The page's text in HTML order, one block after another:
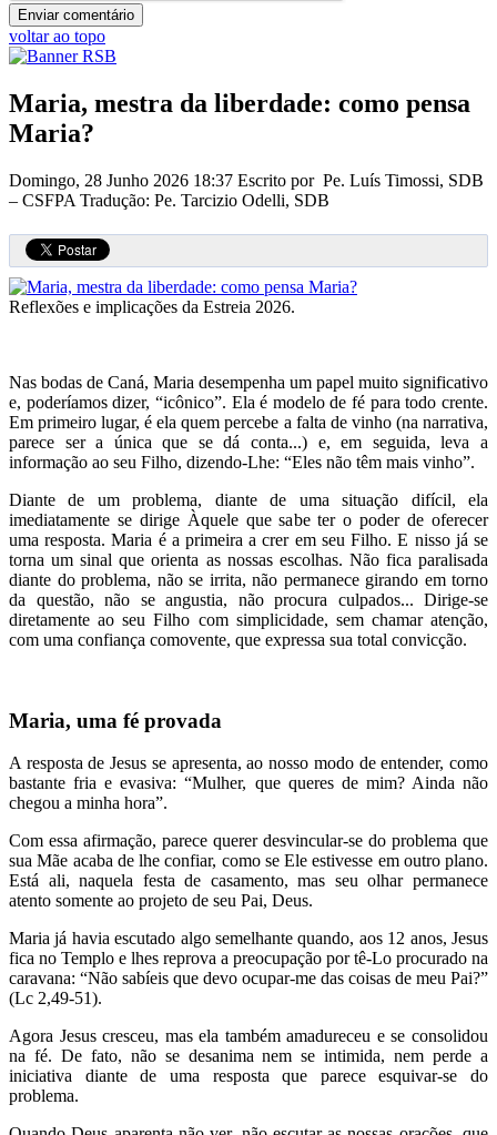
voltar ao topo
Maria, mestra da liberdade: como pensa
Maria?
Domingo, 28 Junho 2026 18:37 Escrito por Pe. Luís Timossi, SDB
– CSFPA Tradução: Pe. Tarcizio Odelli, SDB
Reflexões e implicações da Estreia 2026.
Nas bodas de Caná, Maria desempenha um papel muito significativo
e, poderíamos dizer, “icônico”. Ela é modelo de fé para todo crente.
Em primeiro lugar, é ela quem percebe a falta de vinho (na narrativa,
parece ser a única que se dá conta...) e, em seguida, leva a
informação ao seu Filho, dizendo-Lhe: “Eles não têm mais vinho”.
Diante de um problema, diante de uma situação difícil, ela
imediatamente se dirige Àquele que sabe ter o poder de oferecer
uma resposta. Maria é a primeira a crer em seu Filho. E nisso já se
torna um sinal que orienta as nossas escolhas. Não fica paralisada
diante do problema, não se irrita, não permanece girando em torno
da questão, não se angustia, não procura culpados... Dirige-se
diretamente ao seu Filho com simplicidade, sem chamar atenção,
com uma confiança comovente, que expressa sua total convicção.
Maria, uma fé provada
A resposta de Jesus se apresenta, ao nosso modo de entender, como
bastante fria e evasiva: “Mulher, que queres de mim? Ainda não
chegou a minha hora”.
Com essa afirmação, parece querer desvincular-se do problema que
sua Mãe acaba de lhe confiar, como se Ele estivesse em outro plano.
Está ali, naquela festa de casamento, mas seu olhar permanece
atento somente ao projeto de seu Pai, Deus.
Maria já havia escutado algo semelhante quando, aos 12 anos, Jesus
fica no Templo e lhes reprova a preocupação por tê-Lo procurado na
caravana: “Não sabíeis que devo ocupar-me das coisas de meu Pai?”
(Lc 2,49-51).
Agora Jesus cresceu, mas ela também amadureceu e se consolidou
na fé. De fato, não se desanima nem se intimida, nem perde a
iniciativa diante de uma resposta que parece esquivar-se do
problema.